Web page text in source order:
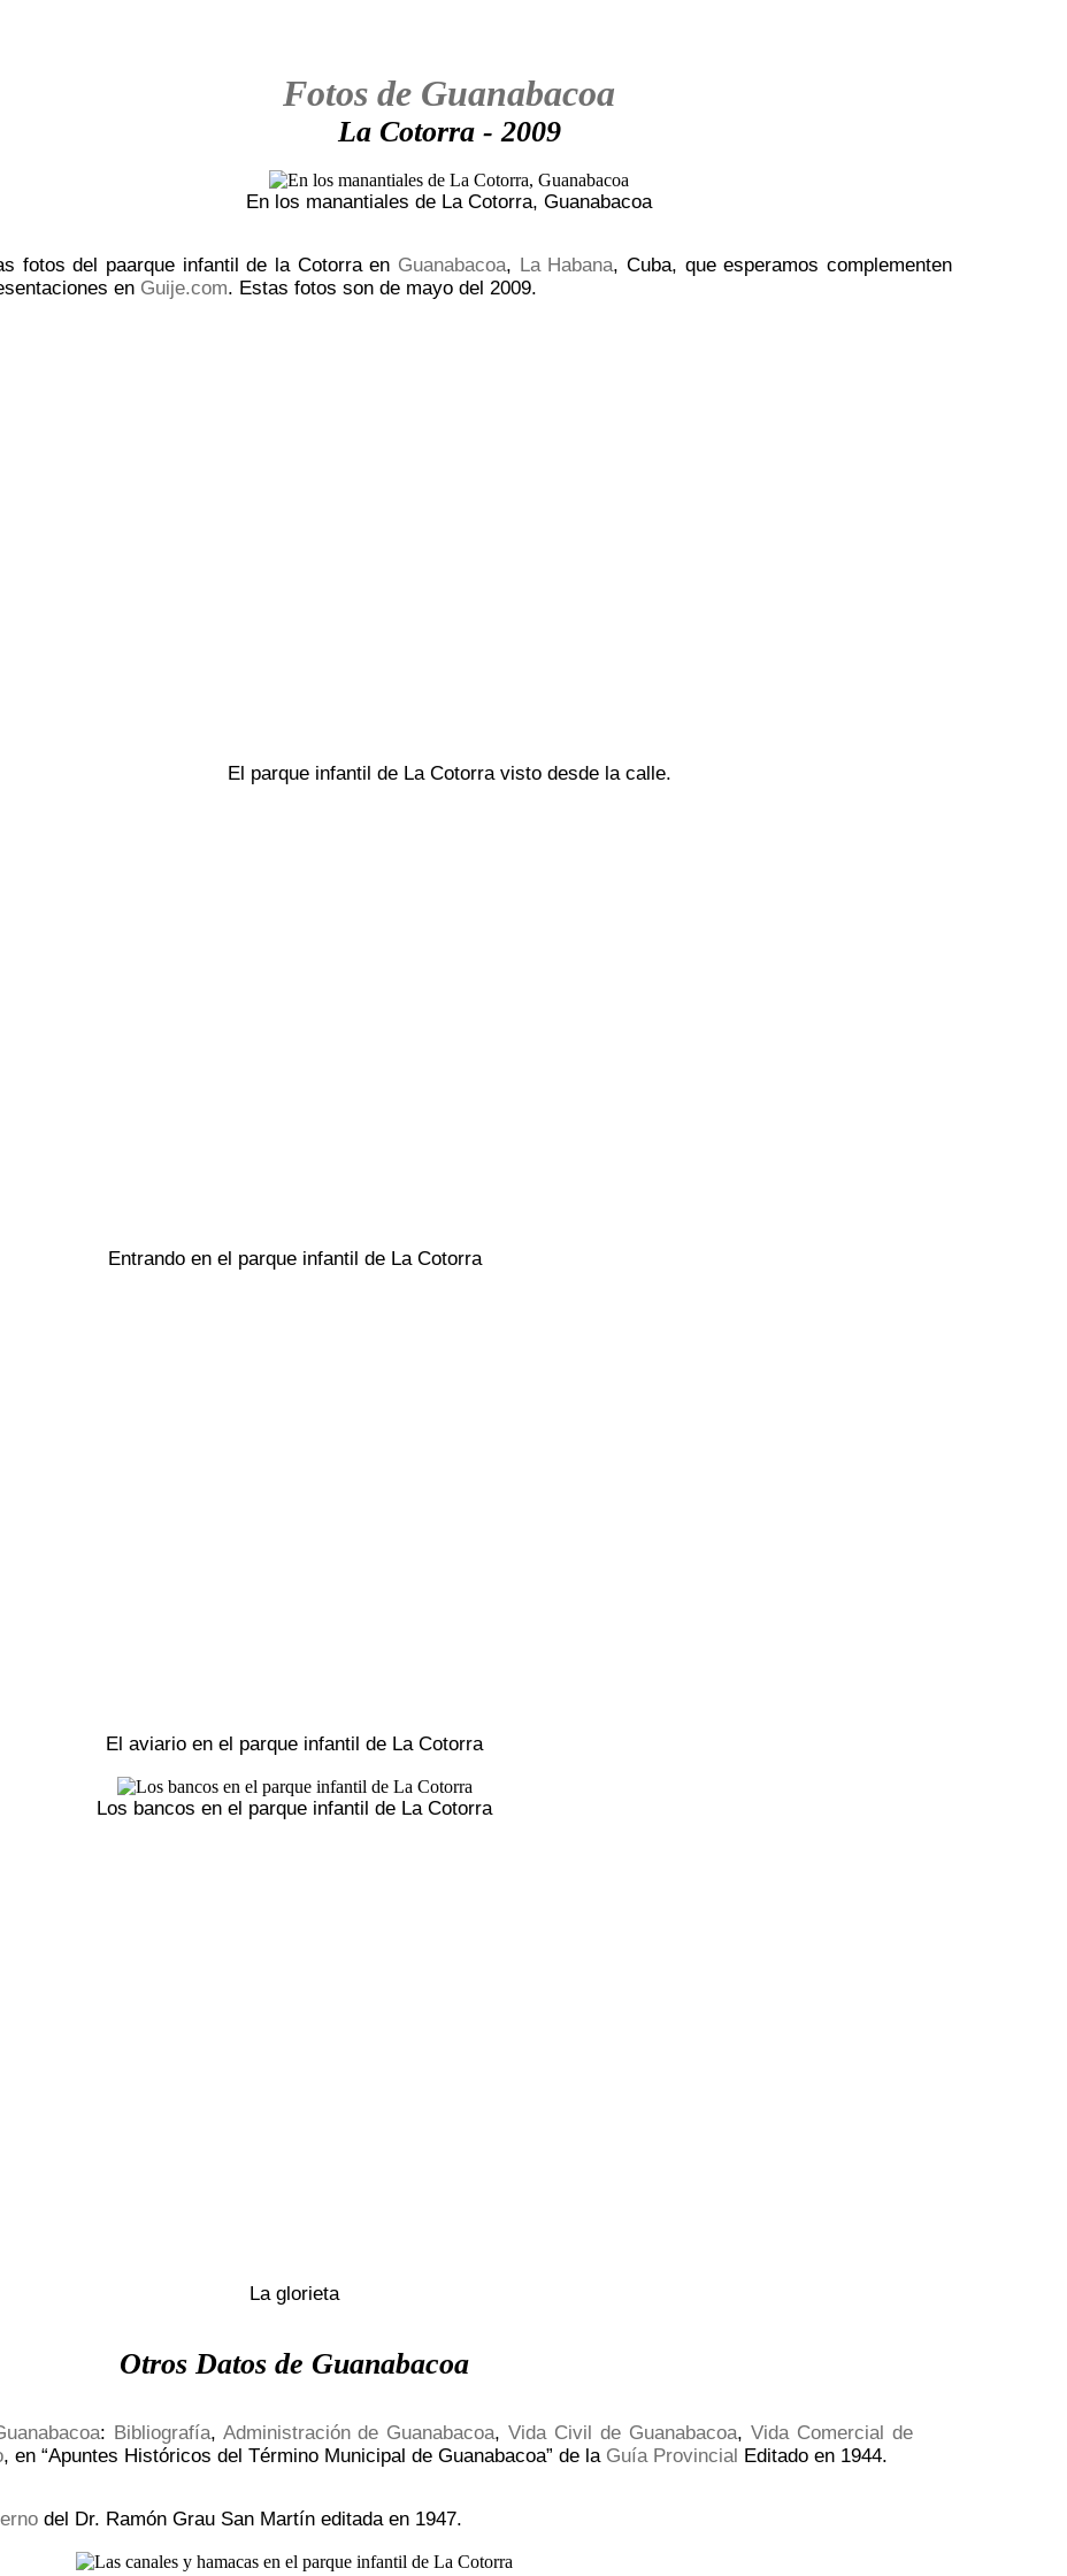
Fotos de Guanabacoa
La Cotorra - 2009
En los manantiales de La Cotorra, Guanabacoa
fotos del paarque infantil de la Cotorra en Guanabacoa, La Habana, Cuba, que esperamos complementen
en Guije.com. Estas fotos son de mayo del 2009.
El parque infantil de La Cotorra visto desde la calle.
Entrando en el parque infantil de La Cotorra
El aviario en el parque infantil de La Cotorra
Los bancos en el parque infantil de La Cotorra
La glorieta
Otros Datos de Guanabacoa
: Bibliografía, Administración de Guanabacoa,Vida Civil de Guanabacoa,Vida Comercial de
, en “Apuntes Históricos del Término Municipal de Guanabacoa” de la Guía Provincial Editado en 1944.
del Dr. Ramón Grau San Martín editada en 1947.